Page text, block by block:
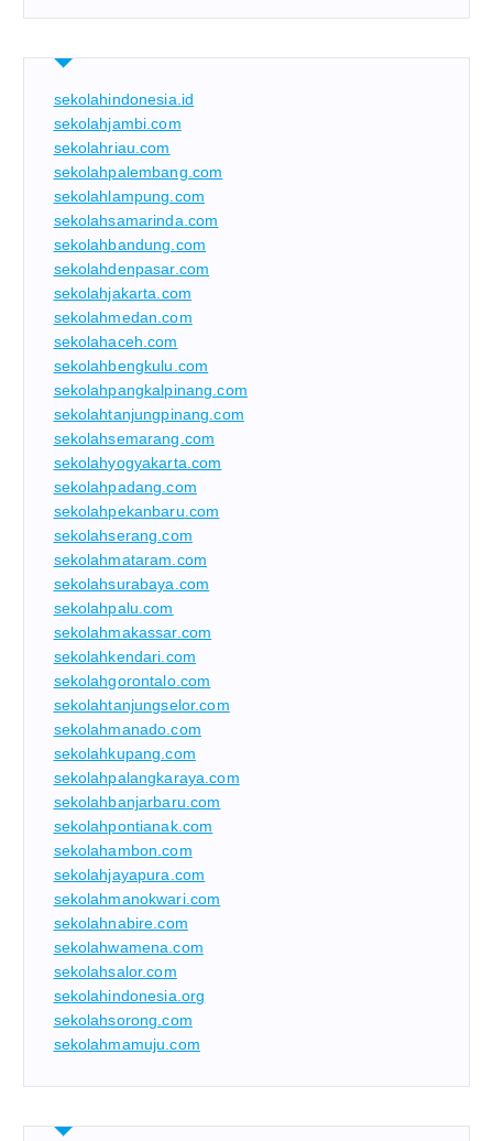
sekolahindonesia.id
sekolahjambi.com
sekolahriau.com
sekolahpalembang.com
sekolahlampung.com
sekolahsamarinda.com
sekolahbandung.com
sekolahdenpasar.com
sekolahjakarta.com
sekolahmedan.com
sekolahaceh.com
sekolahbengkulu.com
sekolahpangkalpinang.com
sekolahtanjungpinang.com
sekolahsemarang.com
sekolahyogyakarta.com
sekolahpadang.com
sekolahpekanbaru.com
sekolahserang.com
sekolahmataram.com
sekolahsurabaya.com
sekolahpalu.com
sekolahmakassar.com
sekolahkendari.com
sekolahgorontalo.com
sekolahtanjungselor.com
sekolahmanado.com
sekolahkupang.com
sekolahpalangkaraya.com
sekolahbanjarbaru.com
sekolahpontianak.com
sekolahambon.com
sekolahjayapura.com
sekolahmanokwari.com
sekolahnabire.com
sekolahwamena.com
sekolahsalor.com
sekolahindonesia.org
sekolahsorong.com
sekolahmamuju.com